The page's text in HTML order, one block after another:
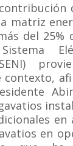
matriz
del 25%
contexto,
en
en